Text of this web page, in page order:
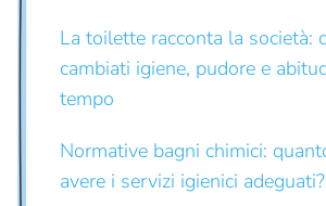
La toilette racconta la società:
cambiati igiene, pudore e
tempo
Normative bagni chimici:
avere i servizi igienici adeguati?